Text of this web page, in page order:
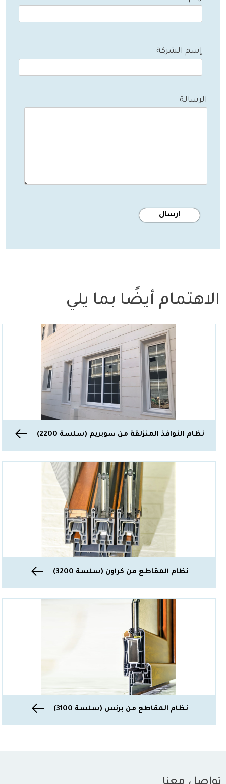
إسم الشركة
الرسالة
الاهتمام أيضًا بما يلي
نظام النوافذ المنزلقة من سوبريم (سلسة 2200)
نظام المقاطع من كراون (سلسة 3200)
نظام المقاطع من برنس (سلسة 3100)